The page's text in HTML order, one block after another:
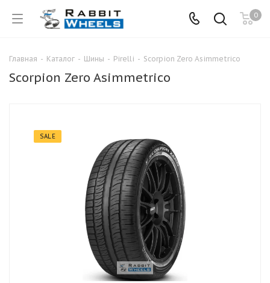
0
Главная - Каталог - Шины - Pirelli - Scorpion Zero Asimmetrico
Scorpion Zero Asimmetrico
SALE